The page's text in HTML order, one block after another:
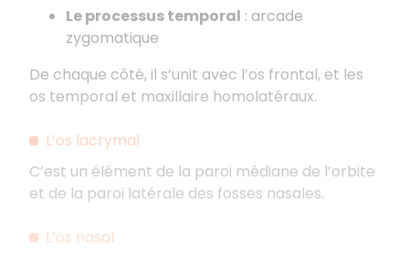
Le processus temporal : arcade
zygomatique
De chaque côté, il s’unit avec l’os frontal, et les
os temporal et maxillaire homolatéraux.
L’os lacrymal
C’est un élément de la paroi médiane de l’orbite
et de la paroi latérale des fosses nasales.
L’os nasal